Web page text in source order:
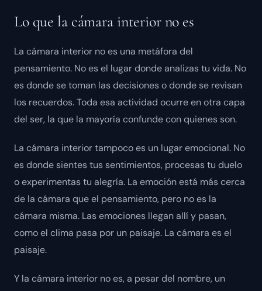
Lo que la cámara interior no es
La cámara interior no es una metáfora del
pensamiento. No es el lugar donde analizas tu vida. No
es donde se toman las decisiones o donde se revisan
los recuerdos. Toda esa actividad ocurre en otra capa
del ser, la que la mayoría confunde con quienes son.
La cámara interior tampoco es un lugar emocional. No
es donde sientes tus sentimientos, procesas tu duelo
o experimentas tu alegría. La emoción está más cerca
de la cámara que el pensamiento, pero no es la
cámara misma. Las emociones llegan allí y pasan,
como el clima pasa por un paisaje. La cámara es el
paisaje.
Y la cámara interior no es, a pesar del nombre, un